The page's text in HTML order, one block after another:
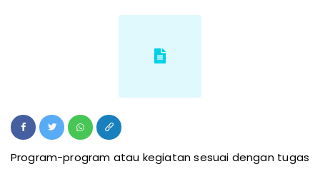
Program-program atau kegiatan sesuai dengan tugas